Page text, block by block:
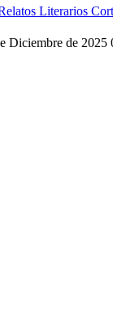
Diciembre de 2025